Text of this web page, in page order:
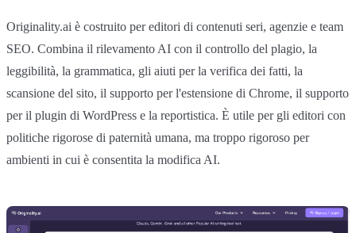
Originality.ai è costruito per editori di contenuti seri, agenzie e team
SEO. Combina il rilevamento AI con il controllo del plagio, la
leggibilità, la grammatica, gli aiuti per la verifica dei fatti, la
scansione del sito, il supporto per l'estensione di Chrome, il supporto
per il plugin di WordPress e la reportistica. È utile per gli editori con
politiche rigorose di paternità umana, ma troppo rigoroso per
ambienti in cui è consentita la modifica AI.